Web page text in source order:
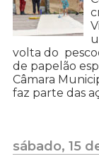
volta do
de papelão
Câmara
faz parte das
sábado, 15